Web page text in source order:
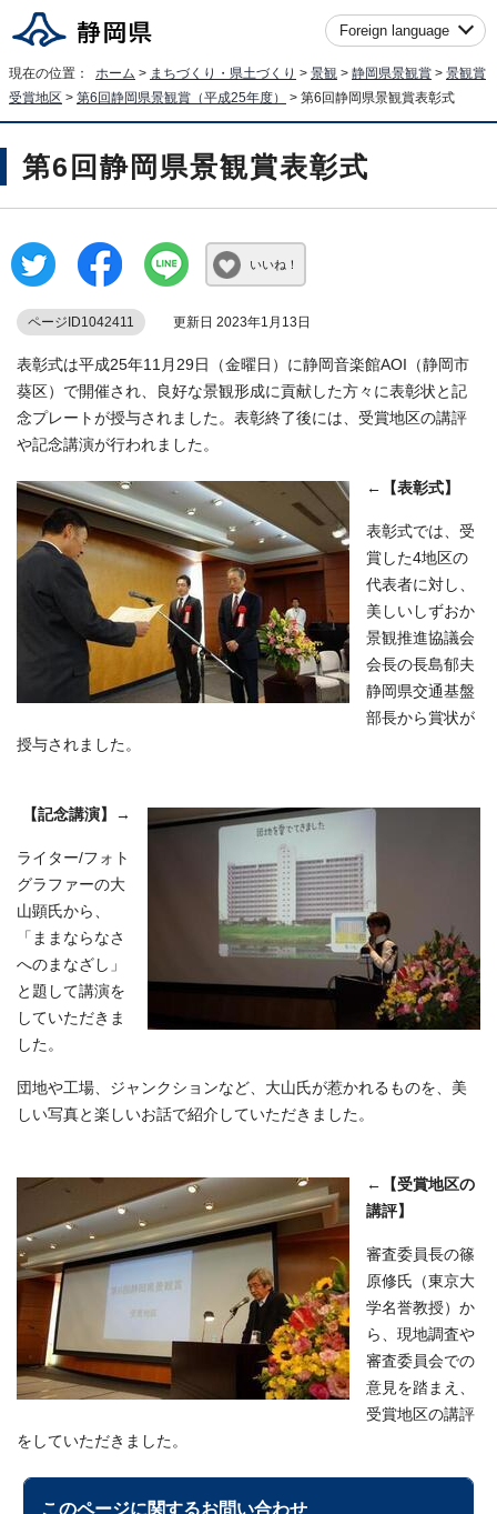
Foreign language
現在の位置： ホーム > まちづくり・県土づくり > 景観 > 静岡県景観賞 > 景観賞
受賞地区 > 第6回静岡県景観賞（平成25年度） > 第6回静岡県景観賞表彰式
第6回静岡県景観賞表彰式
いいね！
ページID1042411 更新日 2023年1月13日
表彰式は平成25年11月29日（金曜日）に静岡音楽館AOI（静岡市
葵区）で開催され、良好な景観形成に貢献した方々に表彰状と記
念プレートが授与されました。表彰終了後には、受賞地区の講評
や記念講演が行われました。
← 【表彰式】
表彰式では、受
賞した4地区の
代表者に対し、
美しいしずおか
景観推進協議会
会長の長島郁夫
静岡県交通基盤
部長から賞状が
授与されました。
【記念講演】 →
ライター/フォト
グラファーの大
山顕氏から、
「ままならなさ
へのまなざし」
と題して講演を
していただきま
した。
団地や工場、ジャンクションなど、大山氏が惹かれるものを、美
しい写真と楽しいお話で紹介していただきました。
←
【受賞地区の
講評】
審査委員長の篠
原修氏（東京大
学名誉教授）か
ら、現地調査や
審査委員会での
意見を踏まえ、
受賞地区の講評
をしていただきました。
このページに関するお問い合わせ